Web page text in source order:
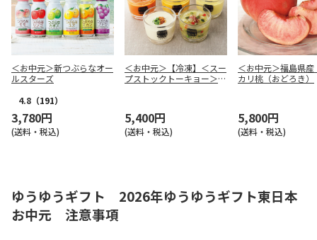
＜お中元＞新つぶらなオー
ルスターズ
4.8 （191）
3,780円
(送料・税込)
＜お中元＞【冷凍】＜スー
プストックトーキョー＞人
5,400円
(送料・税込)
＜お中元＞福島県
カリ桃（おどろき）
5,800円
(送料・税込)
ゆうゆうギフト 2026年ゆうゆうギフト東日本
お中元 注意事項